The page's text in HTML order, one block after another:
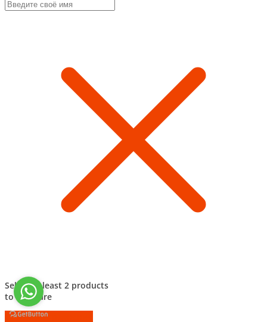
Select at least 2 products
to compare
Смотреть сравнение